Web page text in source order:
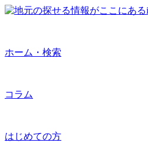
ホーム・検索
コラム
はじめての方